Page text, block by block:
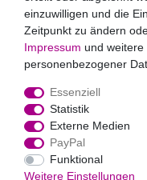
Zahlungsarten
Widerrufs­recht
einzuwilligen und die
Zeitpunkt zu ändern
Impressum und weitere
personenbezogener
Essenziell
Statistik
Externe Medien
PayPal
Funktional
Weitere Einstellungen